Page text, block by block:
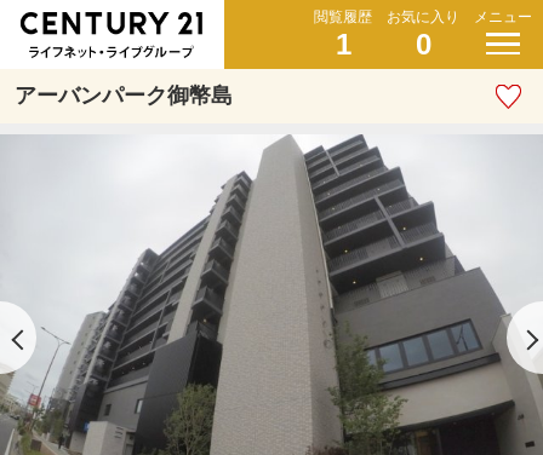
閲覧履歴
1
お気に入り
0
メニュー
アーバンパーク御幣島